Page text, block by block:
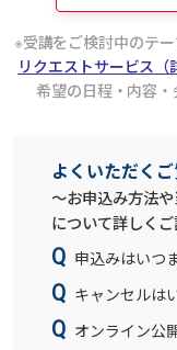
受講をご検討中のテ
リクエストサービス（
希望の日程・内容・
よくいただく
～お申込み方法
について詳しく
申込みはいつ
キャンセルは
オンライン公